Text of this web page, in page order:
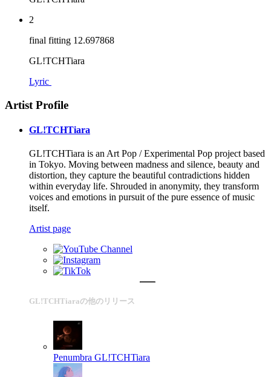
2
final fitting 12.697868
GL!TCHTiara
Lyric
Artist Profile
GL!TCHTiara
GL!TCHTiara is an Art Pop / Experimental Pop project based
in Tokyo. Moving between madness and silence, beauty and
distortion, they capture the beautiful contradictions hidden
within everyday life. Shrouded in anonymity, they transform
voices and emotions in pursuit of the pure essence of music
itself.
Artist page
GL!TCHTiaraの他のリリース
Penumbra GL!TCHTiara